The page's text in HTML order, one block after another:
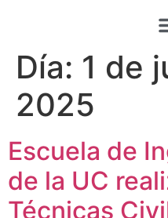
Día: 1 de
2025
Escuela de
de la UC
Técnicas